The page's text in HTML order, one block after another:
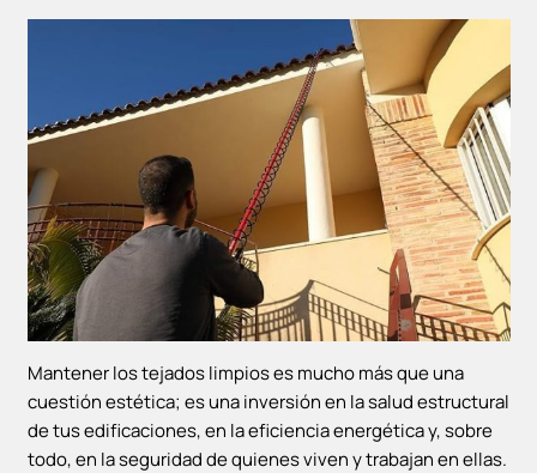
Mantener los tejados limpios es mucho más que una
cuestión estética; es una inversión en la salud estructural
de tus edificaciones, en la eficiencia energética y, sobre
todo, en la seguridad de quienes viven y trabajan en ellas.